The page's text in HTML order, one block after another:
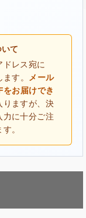
て
レス宛に
す。
メール
をお届けでき
りますが、決
力に十分ご注
。